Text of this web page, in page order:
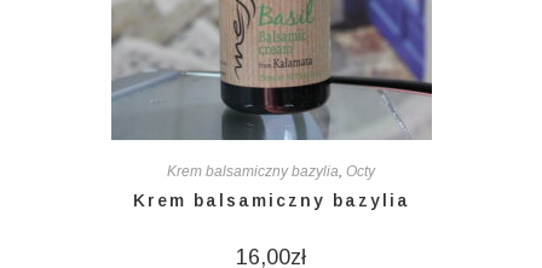
Krem balsamiczny bazylia, Octy
Krem balsamiczny bazylia
16,00zł